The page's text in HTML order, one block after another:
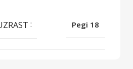
Pegi 18